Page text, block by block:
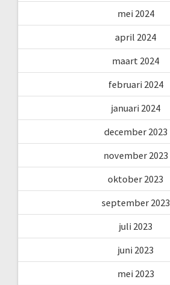
mei 2024
april 2024
maart 2024
februari 2024
januari 2024
december 2023
november 2023
oktober 2023
september 2023
juli 2023
juni 2023
mei 2023